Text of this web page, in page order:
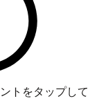
トをタップして